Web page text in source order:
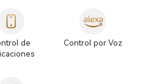
de
Control por Voz